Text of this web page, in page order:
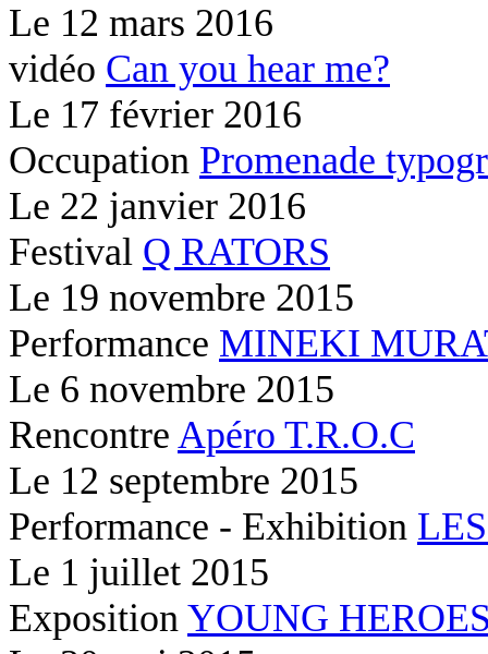
Le 12 mars 2016
vidéo Can you hear me?
Le 17 février 2016
Occupation Promenade
Le 22 janvier 2016
Festival Q RATORS
Le 19 novembre 2015
Performance MINEKI
Le 6 novembre 2015
Rencontre Apéro T.R.O.C
Le 12 septembre 2015
Performance - Exhibition
Le 1 juillet 2015
Exposition YOUNG